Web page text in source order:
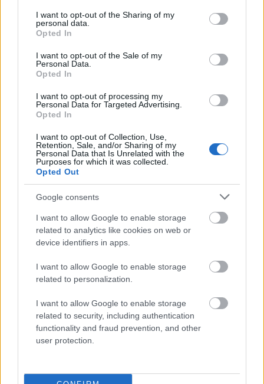
not limited to your visit or usage behaviour. You may click to
grant or deny consent to Google and its third-party tags to
use your data for below specified purposes in below Google
consent section.
I want to opt-out of the Sharing of my
personal data.
Opted In
I want to opt-out of the Sale of my
Personal Data.
Opted In
I want to opt-out of processing my
Personal Data for Targeted Advertising.
Opted In
I want to opt-out of Collection, Use,
Retention, Sale, and/or Sharing of my
Personal Data that Is Unrelated with the
Purposes for which it was collected.
Opted Out
Google consents
I want to allow Google to enable storage
related to analytics like cookies on web or
device identifiers in apps.
I want to allow Google to enable storage
related to personalization.
I want to allow Google to enable storage
related to security, including authentication
functionality and fraud prevention, and other
user protection.
Dawne i współczesne użycie
Ciekawostki
—Mać— dawne znaczenie
komputer— A na blogu
Kraków— O pochodzeniu nazwy wąwozu i kijach
Mogą Cię zainteresować również hasła
decoupage
ork
plurale tantum
arganowy